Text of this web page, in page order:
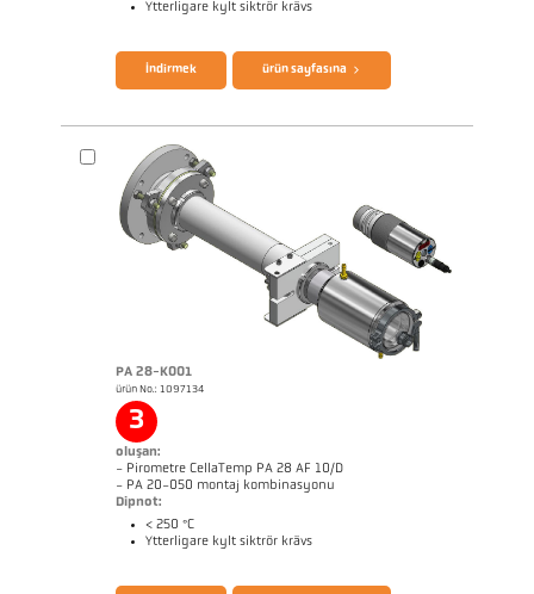
Ytterligare kylt siktrör krävs
broşür CellaTemp PA
İndirmek ürün sayfasına
PA 28-K001
ürün No.: 1097134
3
oluşan:
- Pirometre CellaTemp PA 28 AF 10/D
- PA 20-050 montaj kombinasyonu
Dipnot:
< 250 °C
Ytterligare kylt siktrör krävs
broşür CellaTemp PA